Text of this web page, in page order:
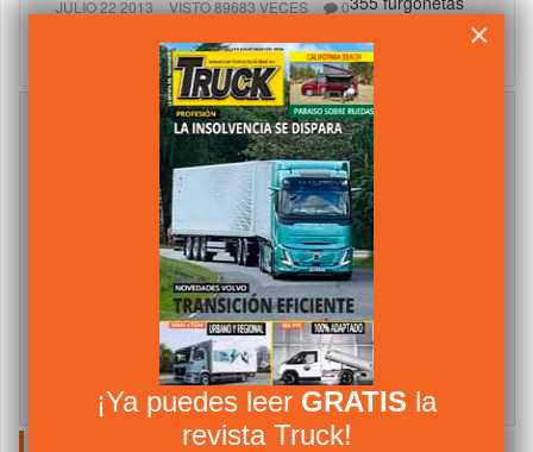
JULIO 22 2013 VISTO 89683 VECES 0
para Avis España
Suscríbete al Newsletter
Suscribete gratis al Boletín informativo del
Transporte, Camiones y Furgonetas.
Nombre
email
Acepto losTérminos y Condiciones
×
¡Ya puedes leer GRATIS la
revista Truck!